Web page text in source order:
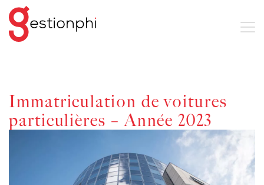
Immatriculation de voitures
particulières – Année 2023